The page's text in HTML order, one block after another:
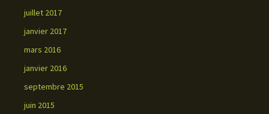
juillet 2017
janvier 2017
mars 2016
janvier 2016
septembre 2015
juin 2015